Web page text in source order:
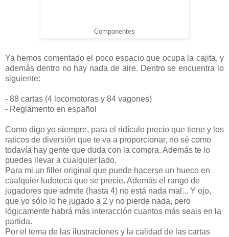
Componentes
Ya hemos comentado el poco espacio que ocupa la cajita, y
además dentro no hay nada de aire. Dentro se encuentra lo
siguiente:
- 88 cartas (4 locomotoras y 84 vagones)
- Reglamento en español
Como digo yo siempre, para el ridículo precio que tiene y los
raticos de diversión que te va a proporcionar, no sé como
todavía hay gente que duda con la compra. Además te lo
puedes llevar a cualquier lado.
Para mi un filler original que puede hacerse un hueco en
cualquier ludoteca que se precie. Además el rango de
jugadores que admite (hasta 4) no está nada mal... Y ojo,
que yo sólo lo he jugado a 2 y no pierde nada, pero
lógicamente habrá más interacción cuantos más seais en la
partida.
Por el tema de las ilustraciones y la calidad de las cartas